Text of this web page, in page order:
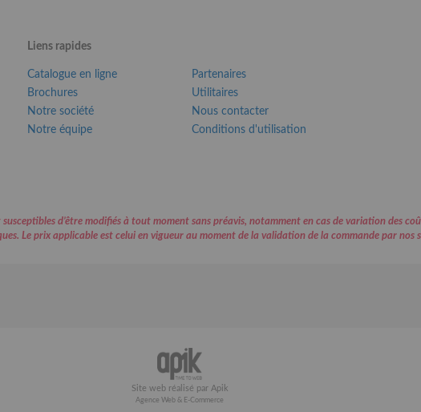
Liens rapides
Catalogue en ligne
Brochures
Notre société
Notre équipe
Partenaires
Utilitaires
Nous contacter
Conditions d'utilisation
d’être modifiés à tout moment sans préavis, notamment en cas de variation des
Le prix applicable est celui en vigueur au moment de la validation de la commande par nos
Site web réalisé par Apik
Agence Web & E-Commerce